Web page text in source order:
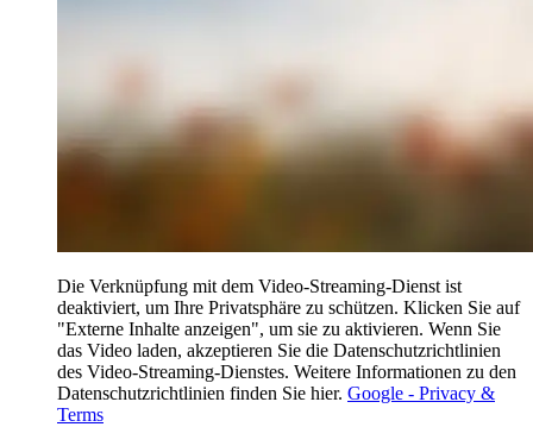
Die Verknüpfung mit dem Video-Streaming-Dienst ist
deaktiviert, um Ihre Privatsphäre zu schützen. Klicken Sie auf
"Externe Inhalte anzeigen", um sie zu aktivieren. Wenn Sie
das Video laden, akzeptieren Sie die Datenschutzrichtlinien
des Video-Streaming-Dienstes. Weitere Informationen zu den
Datenschutzrichtlinien finden Sie hier. Google - Privacy &
Terms